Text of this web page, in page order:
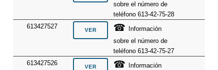
sobre el número de
teléfono 613-42-75-28
613427527
☎ Información
sobre el número de
teléfono 613-42-75-27
613427526
☎ Información